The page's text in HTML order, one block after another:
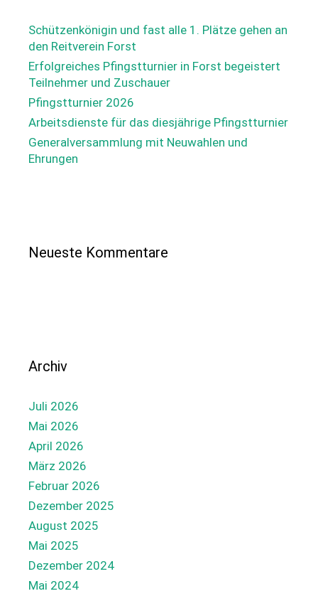
Schützenkönigin und fast alle 1. Plätze gehen an
den Reitverein Forst
Erfolgreiches Pfingstturnier in Forst begeistert
Teilnehmer und Zuschauer
Pfingstturnier 2026
Arbeitsdienste für das diesjährige Pfingstturnier
Generalversammlung mit Neuwahlen und
Ehrungen
Neueste Kommentare
Archiv
Juli 2026
Mai 2026
April 2026
März 2026
Februar 2026
Dezember 2025
August 2025
Mai 2025
Dezember 2024
Mai 2024